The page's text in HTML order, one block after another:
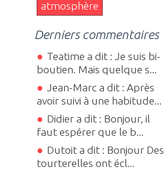
atmosphère
Derniers commentaires
Teatime a dit : Je suis bi-
boutien. Mais quelque s...
Jean-Marc a dit : Après
avoir suivi à une habitude...
Didier a dit : Bonjour, il
faut espérer que le b...
Dutoit a dit : Bonjour Des
tourterelles ont écl...